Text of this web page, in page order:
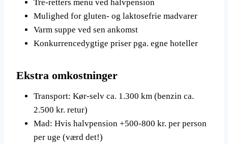
Tre-retters menu ved halvpension
Mulighed for gluten- og laktosefrie madvarer
Varm suppe ved sen ankomst
Konkurrencedygtige priser pga. egne hoteller
Ekstra omkostninger
Transport: Kør-selv ca. 1.300 km (benzin ca.
2.500 kr. retur)
Mad: Hvis halvpension +500-800 kr. per person
per uge (værd det!)